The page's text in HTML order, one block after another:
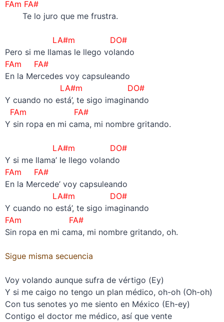
FAm FA#
Te lo juro que me frustra.
LA#m DO#
Pero si me llamas le llego volando
FAm FA#
En la Mercedes voy capsuleando
LA#m DO#
Y cuando no está’, te sigo imaginando
FAm FA#
Y sin ropa en mi cama, mi nombre gritando.
LA#m DO#
Y si me llama’ le llego volando
FAm FA#
En la Mercede’ voy capsuleando
LA#m DO#
Y cuando no está’, te sigo imaginando
FAm FA#
Sin ropa en mi cama, mi nombre gritando, oh.
Sigue misma secuencia
Voy volando aunque sufra de vértigo (Ey)
Y si me caigo no tengo un plan médico, oh-oh (Oh-oh)
Con tus senotes yo me siento en México (Eh-ey)
Contigo el doctor me médico, así que vente